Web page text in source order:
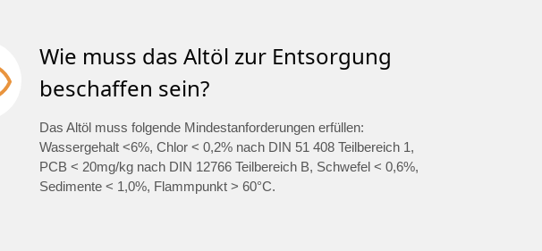
Wie muss das Altöl zur Entsorgung
beschaffen sein?
Das Altöl muss folgende Mindestanforderungen erfüllen:
Wassergehalt <6%, Chlor < 0,2% nach DIN 51 408 Teilbereich 1,
PCB < 20mg/kg nach DIN 12766 Teilbereich B, Schwefel < 0,6%,
Sedimente < 1,0%, Flammpunkt > 60°C.